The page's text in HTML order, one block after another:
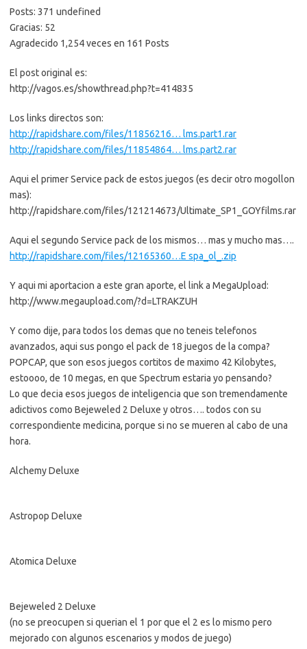
│       Mafia Wars - Yakuza
│       Medal of Honor Airborne
│       Medal of Honor
│       Metal Slug Mobile Impact
│       Mini Morris Fun Car
│       Ms. Pac-Man
│       Orcs & Elves
│       Power Ball Arcade
│       Puzzle World
│       Red Faction II
│       Resident Evil - Zombie Buster
│       Ricochet - Lost Worlds
│       Rogue Trooper
│       Saint's Row
│       SolaRola
│       South Park Sports Day
│       Star Wars - Grievous Getaway
│       Starship Troopers - Roughnecks
│       Super Bomberman
│       SWAT Elite Troops
│       Terminator Revenge
│       Thief - Deadly Shadows
│       Time Crisis Mobile
│       Total Overdose
│       Underwater 3D
│       Underworld - Vampire's Night
│       Urban Attack
│       WallBreaker 2 Reloaded
│       War Diary - Burma
│       Warriors of Fate
│       X-Men 3
│       3D Othello Deluxe
│       Locos por el Exito
│       Slingo Bingo
│       Yahtzee Deluxe
│
├───CARRERAS
Posts: 371 undefined
Gracias: 52
Agradecido 1,254 veces en 161 Posts
El post original es:
http://vagos.es/showthread.php?t=414835
Los links directos son:
http://rapidshare.com/files/11856216… lms.part1.rar
http://rapidshare.com/files/11854864… lms.part2.rar
Aqui el primer Service pack de estos juegos (es decir otro mogollon
mas):
http://rapidshare.com/files/121214673/Ultimate_SP1_GOYfilms.rar
Aqui el segundo Service pack de los mismos… mas y mucho mas….
http://rapidshare.com/files/12165360…E spa_ol_.zip
Y aqui mi aportacion a este gran aporte, el link a MegaUpload:
http://www.megaupload.com/?d=LTRAKZUH
Y como dije, para todos los demas que no teneis telefonos
avanzados, aqui sus pongo el pack de 18 juegos de la compa?
POPCAP, que son esos juegos cortitos de maximo 42 Kilobytes,
estoooo, de 10 megas, en que Spectrum estaria yo pensando?
Lo que decia esos juegos de inteligencia que son tremendamente
adictivos como Bejeweled 2 Deluxe y otros…. todos con su
correspondiente medicina, porque si no se mueren al cabo de una
hora.
Alchemy Deluxe
Astropop Deluxe
Atomica Deluxe
Bejeweled 2 Deluxe
(no se preocupen si querian el 1 por que el 2 es lo mismo pero
mejorado con algunos escenarios y modos de juego)